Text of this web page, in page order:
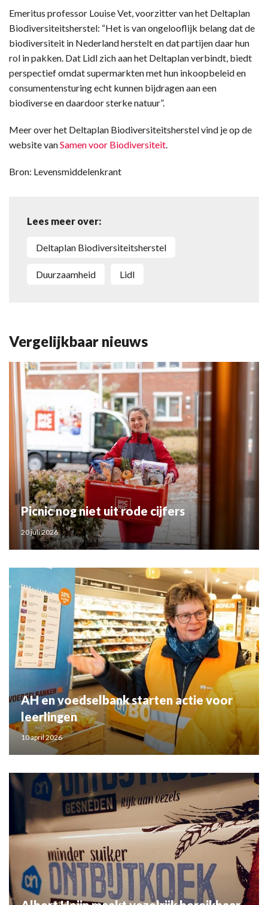
Emeritus professor Louise Vet, voorzitter van het Deltaplan
Biodiversiteitsherstel: “Het is van ongelooflijk belang dat de
biodiversiteit in Nederland herstelt en dat partijen daar hun
rol in pakken. Dat Lidl zich aan het Deltaplan verbindt, biedt
perspectief omdat supermarkten met hun inkoopbeleid en
consumentensturing echt kunnen bijdragen aan een
biodiverse en daardoor sterke natuur”.
Meer over het Deltaplan Biodiversiteitsherstel vind je op de
website vanSamen voor Biodiversiteit.
Bron: Levensmiddelenkrant
Lees meer over:
Deltaplan Biodiversiteitsherstel
duurzaamheid Lidl
Vergelijkbaar nieuws
Picnic nog niet uit rode cijfers
20 juli 2026
AH en voedselbank starten actie voor
leerlingen
10 april 2026